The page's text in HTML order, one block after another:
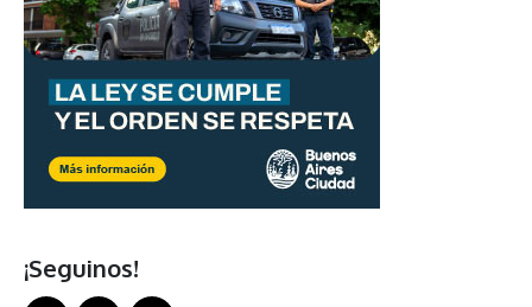
¡Seguinos!